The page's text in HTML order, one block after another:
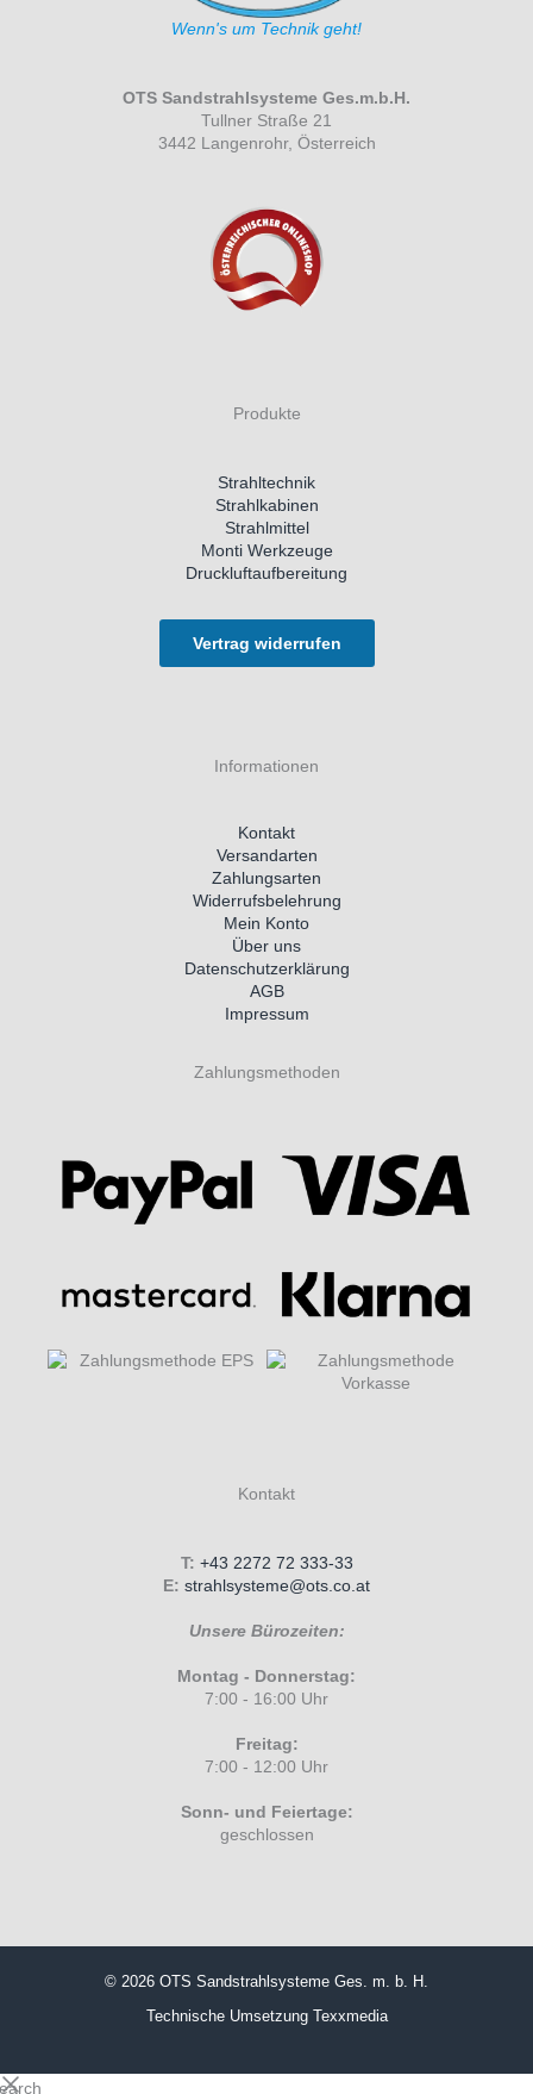
Wenn's um Technik geht!
OTS Sandstrahlsysteme Ges.m.b.H.
Tullner Straße 21
3442 Langenrohr, Österreich
Produkte
Strahltechnik
Strahlkabinen
Strahlmittel
Monti Werkzeuge
Druckluftaufbereitung
Vertrag widerrufen
Informationen
Kontakt
Versandarten
Zahlungsarten
Widerrufsbelehrung
Mein Konto
Über uns
Datenschutzerklärung
AGB
Impressum
Zahlungsmethoden
Kontakt
T: +43 2272 72 333-33
E: strahlsysteme@ots.co.at
Unsere Bürozeiten:
Montag - Donnerstag:
7:00 - 16:00 Uhr
Freitag:
7:00 - 12:00 Uhr
Sonn- und Feiertage:
geschlossen
© 2026 OTS Sandstrahlsysteme Ges. m. b. H.
Technische Umsetzung Texxmedia